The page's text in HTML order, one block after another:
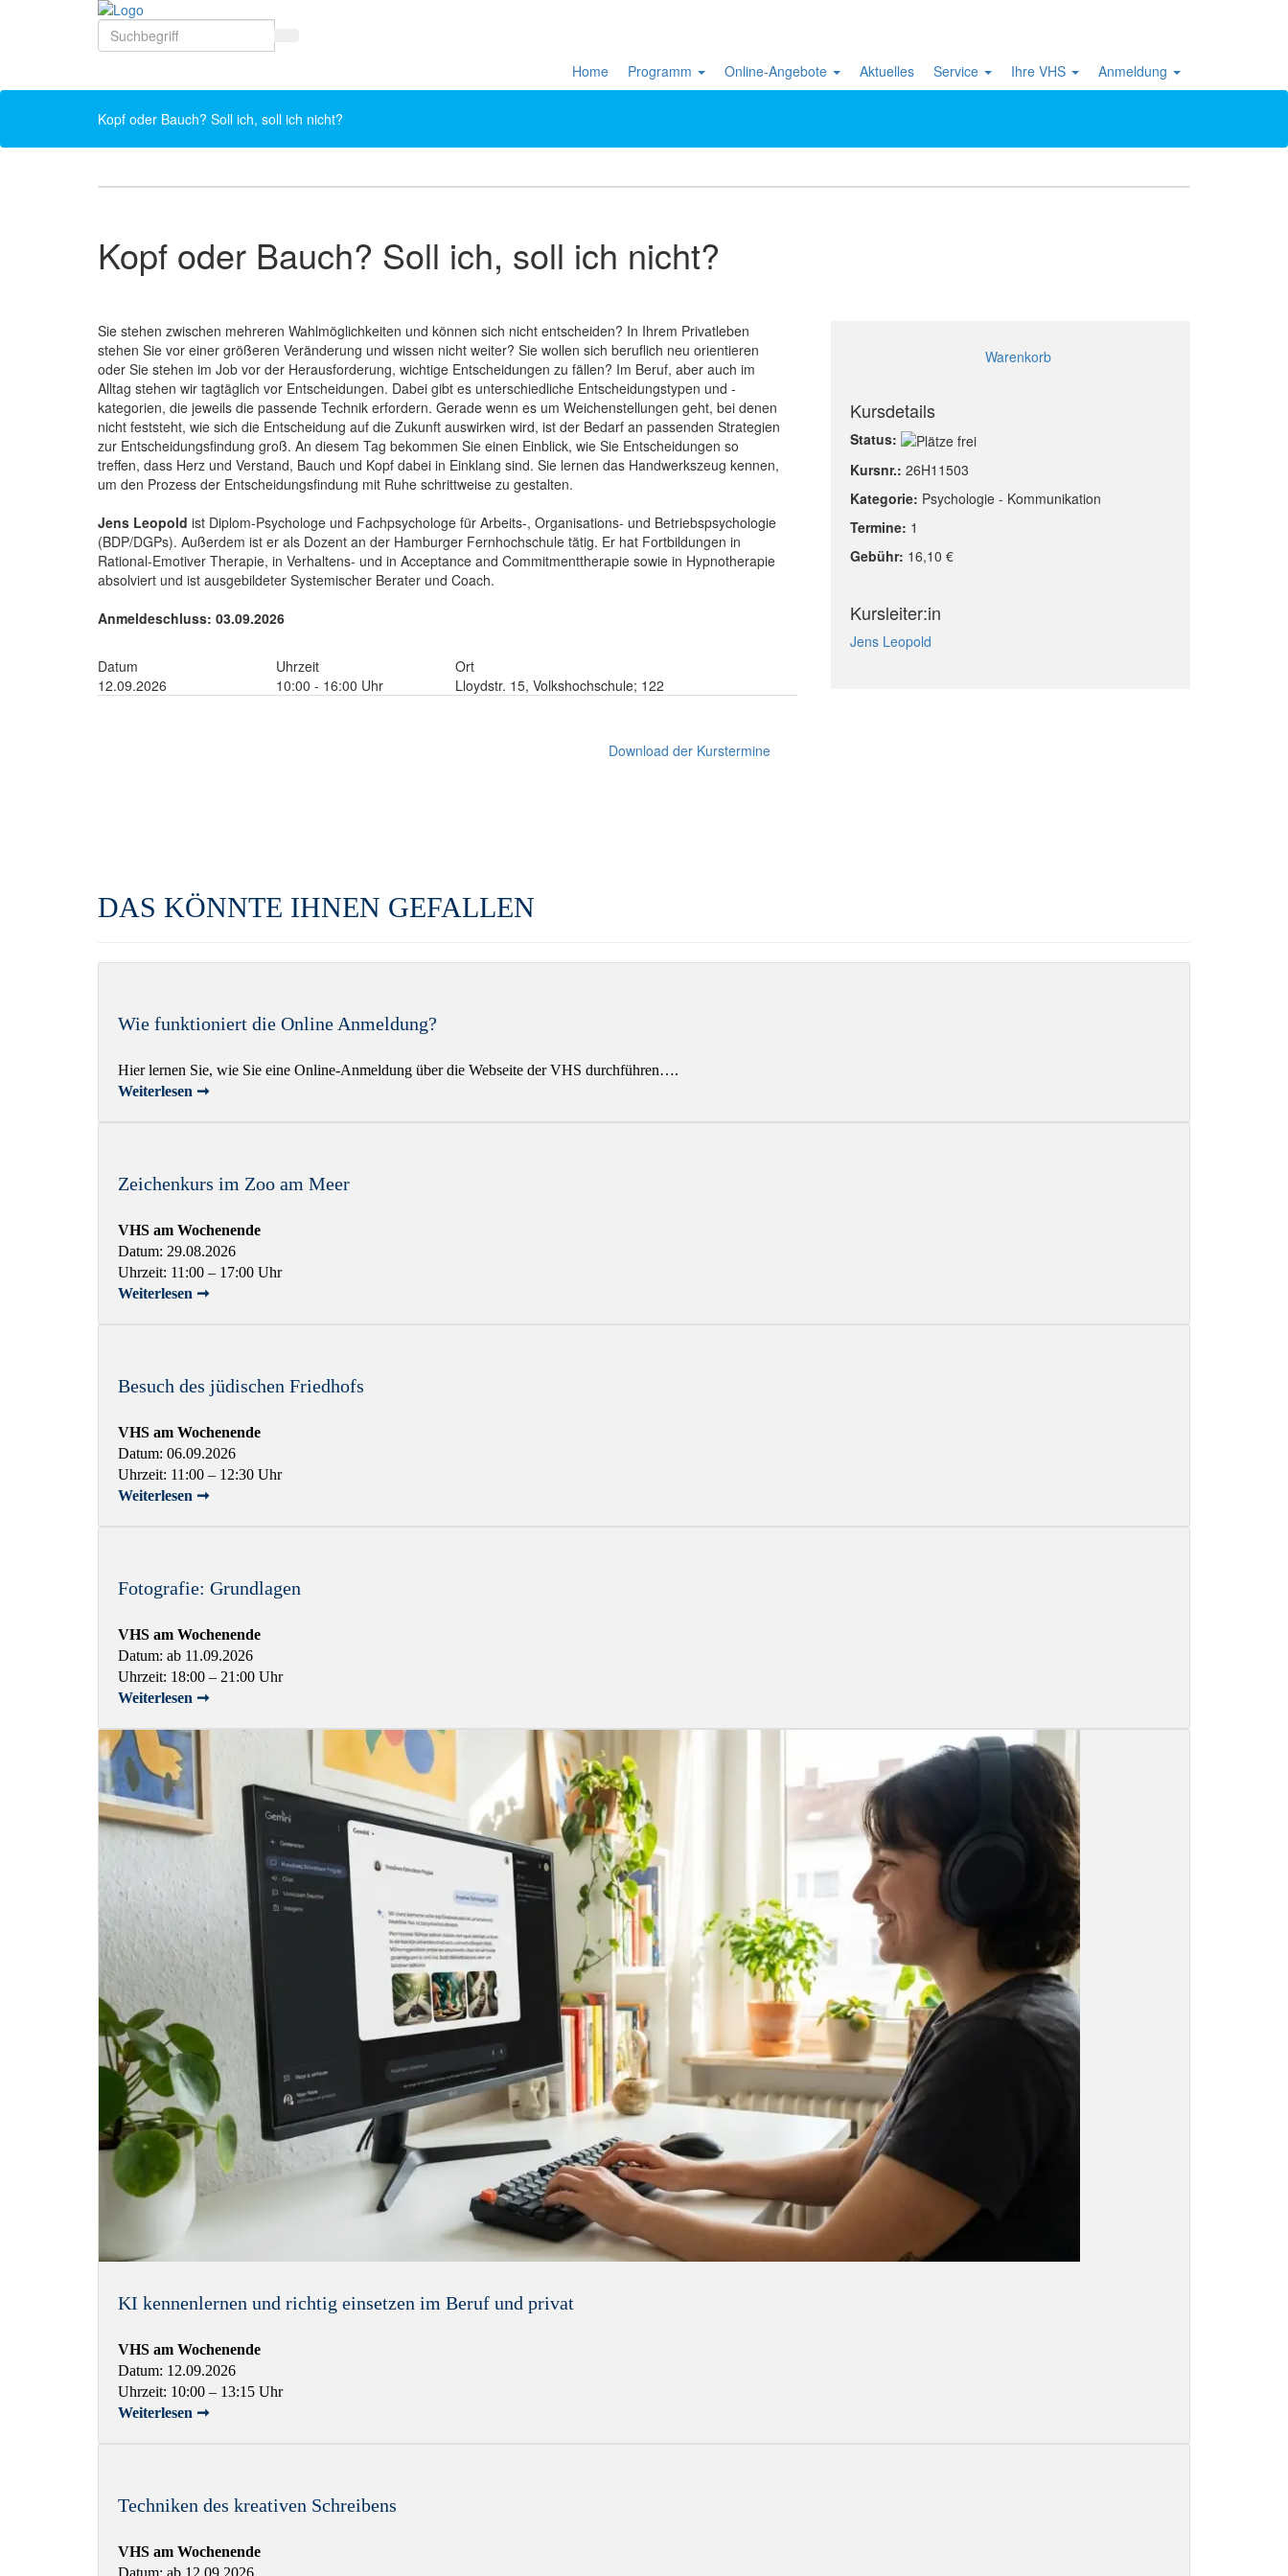
Home Programm Online-Angebote Aktuelles Service Ihre VHS Anmeldung
Kopf oder Bauch? Soll ich, soll ich nicht?
Kopf oder Bauch? Soll ich, soll ich nicht?
Sie stehen zwischen mehreren Wahlmöglichkeiten und können sich nicht entscheiden? In Ihrem Privatleben
stehen Sie vor einer größeren Veränderung und wissen nicht weiter? Sie wollen sich beruflich neu orientieren
oder Sie stehen im Job vor der Herausforderung, wichtige Entscheidungen zu fällen? Im Beruf, aber auch im
Alltag stehen wir tagtäglich vor Entscheidungen. Dabei gibt es unterschiedliche Entscheidungstypen und -
kategorien, die jeweils die passende Technik erfordern. Gerade wenn es um Weichenstellungen geht, bei denen
nicht feststeht, wie sich die Entscheidung auf die Zukunft auswirken wird, ist der Bedarf an passenden Strategien
zur Entscheidungsfindung groß. An diesem Tag bekommen Sie einen Einblick, wie Sie Entscheidungen so
treffen, dass Herz und Verstand, Bauch und Kopf dabei in Einklang sind. Sie lernen das Handwerkszeug kennen,
um den Prozess der Entscheidungsfindung mit Ruhe schrittweise zu gestalten.
Jens Leopold ist Diplom-Psychologe und Fachpsychologe für Arbeits-, Organisations- und Betriebspsychologie
(BDP/DGPs). Außerdem ist er als Dozent an der Hamburger Fernhochschule tätig. Er hat Fortbildungen in
Rational-Emotiver Therapie, in Verhaltens- und in Acceptance and Commitmenttherapie sowie in Hypnotherapie
absolviert und ist ausgebildeter Systemischer Berater und Coach.
Anmeldeschluss: 03.09.2026
Datum Uhrzeit
Ort
12.09.2026
10:00 - 16:00 Uhr Lloydstr. 15, Volkshochschule; 122
Download der Kurstermine
Warenkorb
Kursdetails
Status:
Kursnr.: 26H11503
Kategorie: Psychologie - Kommunikation
Termine: 1
Gebühr: 16,10 €
Kursleiter:in
Jens Leopold
DAS KÖNNTE IHNEN GEFALLEN
Wie funktioniert die Online Anmeldung?
Hier lernen Sie, wie Sie eine Online-Anmeldung über die Webseite der VHS durchführen….
Weiterlesen ➞
Zeichenkurs im Zoo am Meer
VHS am Wochenende
Datum: 29.08.2026
Uhrzeit: 11:00 – 17:00 Uhr
Weiterlesen ➞
Besuch des jüdischen Friedhofs
VHS am Wochenende
Datum: 06.09.2026
Uhrzeit: 11:00 – 12:30 Uhr
Weiterlesen ➞
Fotografie: Grundlagen
VHS am Wochenende
Datum: ab 11.09.2026
Uhrzeit: 18:00 – 21:00 Uhr
Weiterlesen ➞
KI kennenlernen und richtig einsetzen im Beruf und privat
VHS am Wochenende
Datum: 12.09.2026
Uhrzeit: 10:00 – 13:15 Uhr
Weiterlesen ➞
Techniken des kreativen Schreibens
VHS am Wochenende
Datum: ab 12.09.2026